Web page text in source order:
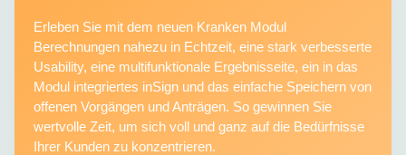
Erleben Sie mit dem neuen Kranken Modul
Berechnungen nahezu in Echtzeit, eine stark verbesserte
Usability, eine multifunktionale Ergebnisseite, ein in das
Modul integriertes inSign und das einfache Speichern von
offenen Vorgängen und Anträgen. So gewinnen Sie
wertvolle Zeit, um sich voll und ganz auf die Bedürfnisse
Ihrer Kunden zu konzentrieren.